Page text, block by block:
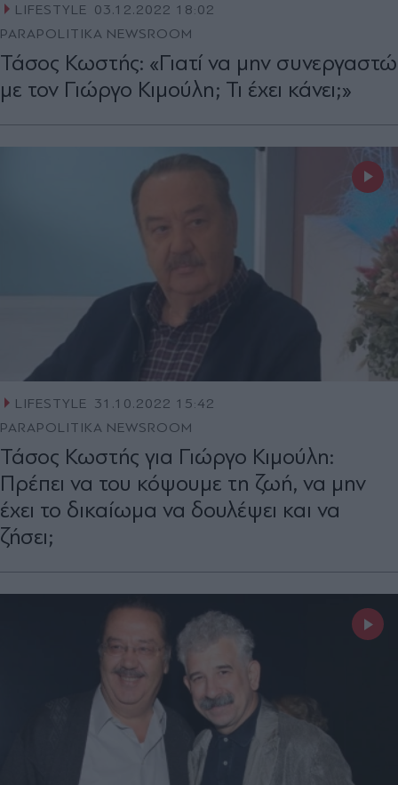
LIFESTYLE
03.12.2022 18:02
PARAPOLITIKA NEWSROOM
Τάσος Κωστής: «Γιατί να μην συνεργαστώ
με τον Γιώργο Κιμούλη; Τι έχει κάνει;»
LIFESTYLE 31.10.2022 15:42
PARAPOLITIKA NEWSROOM
Τάσος Κωστής για Γιώργο Κιμούλη:
Πρέπει να του κόψουμε τη ζωή, να μην
έχει το δικαίωμα να δουλέψει και να
ζήσει;